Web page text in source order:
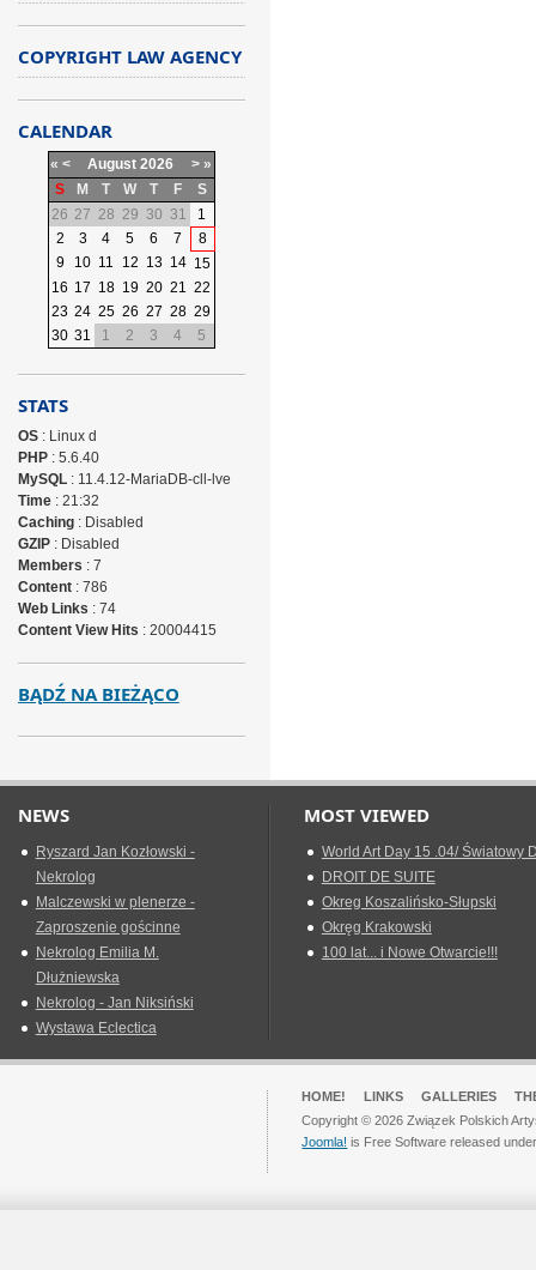
COPYRIGHT LAW AGENCY
CALENDAR
« < August 2026 > »
S
M T W T F
S
26 27 28 29 30 31
1
2
3 4 5 6 7
8
9
10 11 12 13 14 15
16 17 18 19 20 21 22
23 24 25 26 27 28 29
30 31 1 2 3 4 5
STATS
OS: Linux d
PHP: 5.6.40
MySQL: 11.4.12-MariaDB-cll-lve
Time: 21:32
Caching: Disabled
GZIP: Disabled
Members : 7
Content: 786
Web Links : 74
Content View Hits : 20004415
BĄDŹ NA BIEŻĄCO
NEWS
Ryszard Jan Kozłowski -
Nekrolog
Malczewski w plenerze -
Zaproszenie gościnne
Nekrolog Emilia M.
Dłużniewska
Nekrolog - Jan Niksiński
Wystawa Eclectica
MOST VIEWED
World Art Day 15 .04/ Światowy
DROIT DE SUITE
Okreg Koszalińsko-Słupski
Okręg Krakowski
100 lat... i Nowe Otwarcie!!!
HOME! LINKS GALLERIES
Copyright © 2026 Związek Polskich
Joomla! is Free Software released